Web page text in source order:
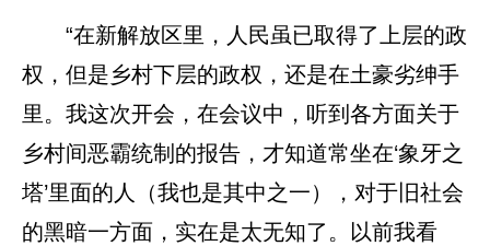
“在新解放区里，人民虽已取得了上层的政
权，但是乡村下层的政权，还是在土豪劣绅手
里。我这次开会，在会议中，听到各方面关于
乡村间恶霸统制的报告，才知道常坐在‘象牙之
塔’里面的人（我也是其中之一），对于旧社会
的黑暗一方面，实在是太无知了。以前我看